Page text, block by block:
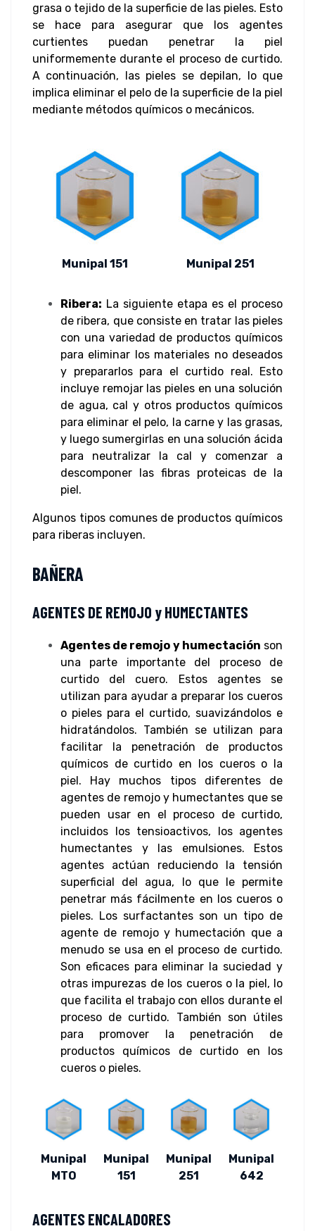
grasa o tejido de la superficie de las pieles. Esto
se hace para asegurar que los agentes
curtientes puedan penetrar la piel
uniformemente durante el proceso de curtido.
A continuación, las pieles se depilan, lo que
implica eliminar el pelo de la superficie de la piel
mediante métodos químicos o mecánicos.
Munipal 151 Munipal 251
Ribera: La siguiente etapa es el proceso
de ribera, que consiste en tratar las pieles
con una variedad de productos químicos
para eliminar los materiales no deseados
y prepararlos para el curtido real. Esto
incluye remojar las pieles en una solución
de agua, cal y otros productos químicos
para eliminar el pelo, la carne y las grasas,
y luego sumergirlas en una solución ácida
para neutralizar la cal y comenzar a
descomponer las fibras proteicas de la
piel.
Algunos tipos comunes de productos químicos
para riberas incluyen.
BAÑERA
AGENTES DE REMOJO y HUMECTANTES
Agentes de remojo y humectación son
una parte importante del proceso de
curtido del cuero. Estos agentes se
utilizan para ayudar a preparar los cueros
o pieles para el curtido, suavizándolos e
hidratándolos. También se utilizan para
facilitar la penetración de productos
químicos de curtido en los cueros o la
piel. Hay muchos tipos diferentes de
agentes de remojo y humectantes que se
pueden usar en el proceso de curtido,
incluidos los tensioactivos, los agentes
humectantes y las emulsiones. Estos
agentes actúan reduciendo la tensión
superficial del agua, lo que le permite
penetrar más fácilmente en los cueros o
pieles. Los surfactantes son un tipo de
agente de remojo y humectación que a
menudo se usa en el proceso de curtido.
Son eficaces para eliminar la suciedad y
otras impurezas de los cueros o la piel, lo
que facilita el trabajo con ellos durante el
proceso de curtido. También son útiles
para promover la penetración de
productos químicos de curtido en los
cueros o pieles.
Munipal
MTO
Munipal
151
Munipal
251
Munipal
642
AGENTES ENCALADORES